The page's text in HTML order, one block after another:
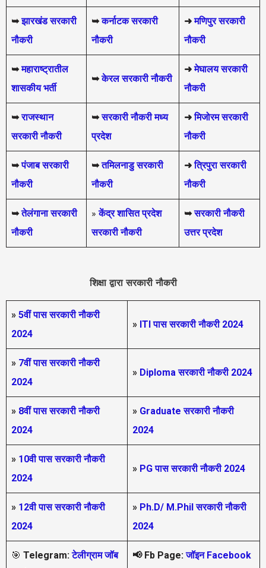
➥ झारखंड सरकारी
नौकरी
➥ कर्नाटक सरकारी
नौकरी
➜ मणिपुर सरकारी
नौकरी
➥ महाराष्ट्रातील
शासकीय भर्ती
➥ केरल सरकारी नौकरी
➜ मेघालय सरकारी
नौकरी
➥ राजस्थान
सरकारी नौकरी
➥सरकारी नौकरी मध्य
प्रदेश
➜मिजोरम सरकारी
नौकरी
➥ पंजाब सरकारी
नौकरी
➥ तमिलनाडु सरकारी
नौकरी
➜ त्रिपुरा सरकारी
नौकरी
➥तेलंगाना सरकारी
नौकरी
»केंद्र शासित प्रदेश
सरकारी नौकरी
➥ सरकारी नौकरी
उत्तर प्रदेश
शिक्षा द्वारा सरकारी नौकरी
» 5वीं पास सरकारी नौकरी
2024
» ITI पास सरकारी नौकरी 2024
» 7वीं पास सरकारी नौकरी
2024
» Diploma सरकारी नौकरी 2024
» 8वीं पास सरकारी नौकरी
2024
» Graduate सरकारी नौकरी
2024
» 10वी पास सरकारी नौकरी
2024
» PG पास सरकारी नौकरी 2024
» 12वी पास सरकारी नौकरी
2024
» Ph.D/ M.Phil सरकारी नौकरी
2024
🎯 Telegram: टेलीग्राम जॉब
📢 Fb Page:जॉइन Facebook